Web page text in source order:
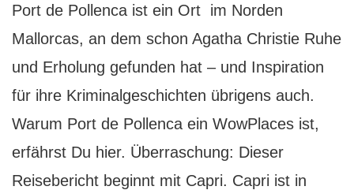
Port de Pollenca ist ein Ort im Norden
Mallorcas, an dem schon Agatha Christie Ruhe
und Erholung gefunden hat – und Inspiration
für ihre Kriminalgeschichten übrigens auch.
Warum Port de Pollenca ein WowPlaces ist,
erfährst Du hier. Überraschung: Dieser
Reisebericht beginnt mit Capri. Capri ist in